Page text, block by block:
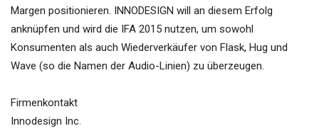
Margen positionieren. INNODESIGN will an diesem Erfolg
anknüpfen und wird die IFA 2015 nutzen, um sowohl
Konsumenten als auch Wiederverkäufer von Flask, Hug und
Wave (so die Namen der Audio-Linien) zu überzeugen.
Firmenkontakt
Innodesign Inc.